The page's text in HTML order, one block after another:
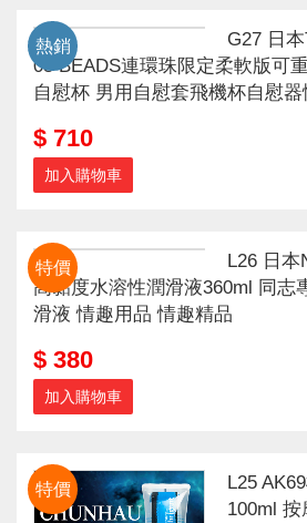
G27 日
03 BEADS連環珠限定柔軟版可
自慰杯 男用自慰套飛機杯自慰
$ 710
加入購物車
熱銷
L26 日
高黏度水溶性潤滑液360ml 同志
滑液 情趣用品 情趣精品
$ 380
加入購物車
特價
L25
100ml
特價